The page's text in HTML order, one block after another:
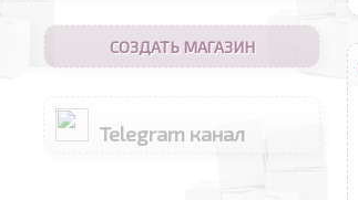
СОЗДАТЬ МАГАЗИН
Telegram канал